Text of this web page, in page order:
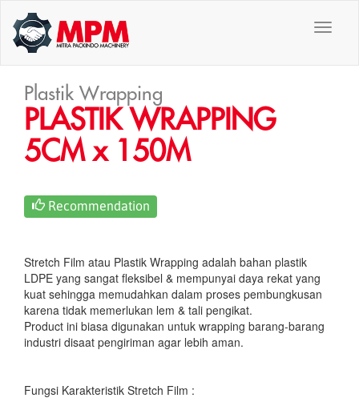
Toggle
Plastik Wrapping
PLASTIK WRAPPING
5CM x 150M
Recommendation
Stretch Film atau Plastik Wrapping adalah bahan plastik
LDPE yang sangat fleksibel & mempunyai daya rekat yang
kuat sehingga memudahkan dalam proses pembungkusan
karena tidak memerlukan lem & tali pengikat.
Product ini biasa digunakan untuk wrapping barang-barang
industri disaat pengiriman agar lebih aman.
Fungsi Karakteristik Stretch Film :